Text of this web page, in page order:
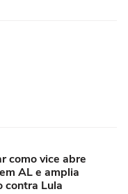
como vice abre
AL e amplia
contra Lula